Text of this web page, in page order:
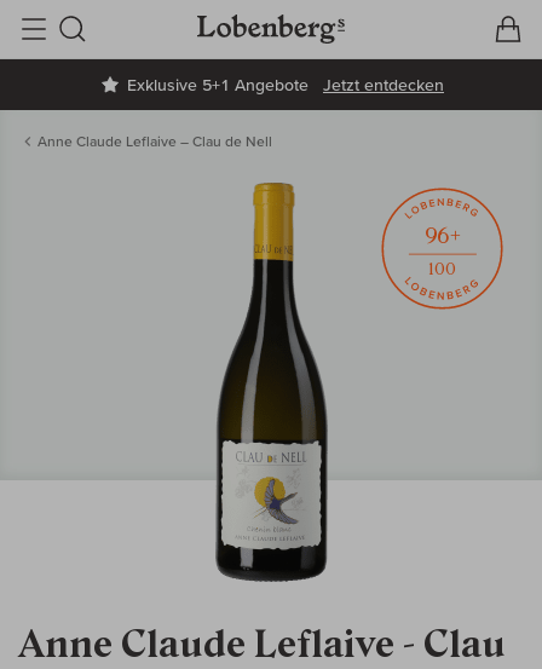
Exklusive 5+1 Angebote Jetzt entdecken
Suche
Anne Claude Leflaive – Clau de Nell
Anne Claude Leflaive - Clau
96+
100